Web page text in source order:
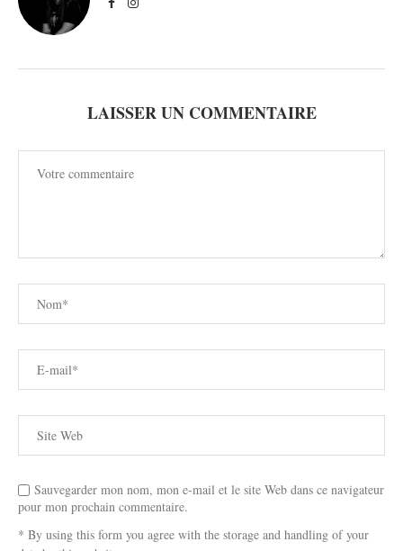
LAISSER UN COMMENTAIRE
Sauvegarder mon nom, mon e-mail et le site Web dans ce navigateur
pour mon prochain commentaire.
* By using this form you agree with the storage and handling of your